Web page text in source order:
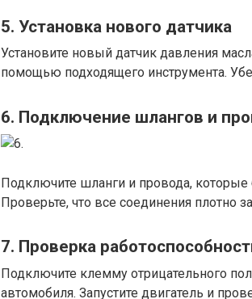
5. Установка нового датчика
Установите новый датчик давления
помощью подходящего инструмента.
6. Подключение шлангов и
Подключите шланги и провода,
Проверьте, что все соединения
7. Проверка
Подключите клемму отрицательного
автомобиля. Запустите двигатель и